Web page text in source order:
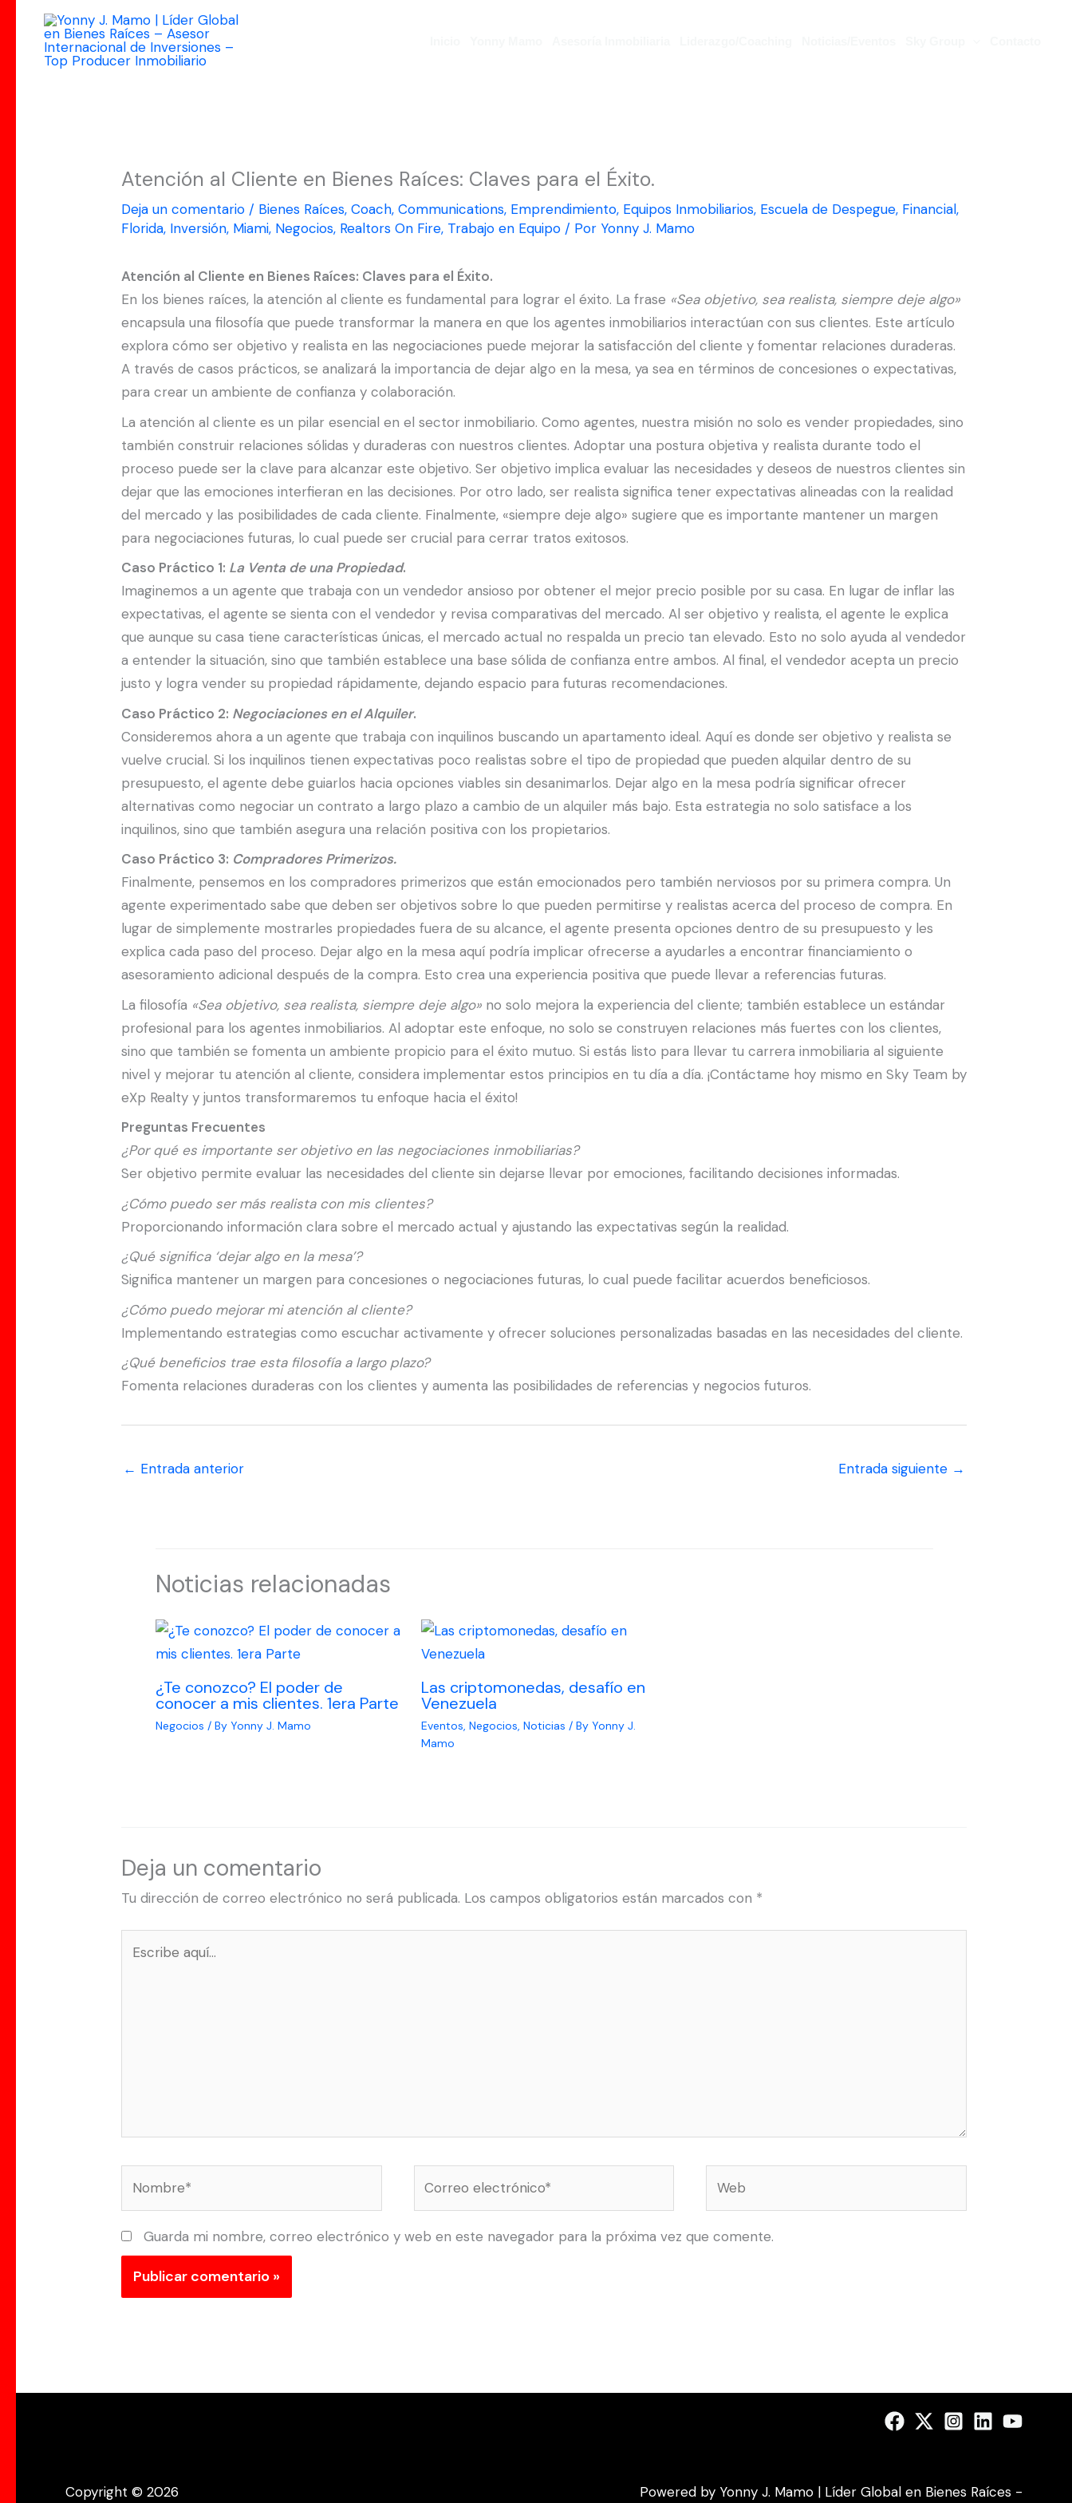
contenido
Atención al Cliente en Bienes Raíces: Claves para el Éxito.
Deja un comentario / Bienes Raíces, Coach, Communications, Emprendimiento, Equipos Inmobiliarios, Escuela de Despegue, Financial,
Florida, Inversión, Miami, Negocios, Realtors On Fire, Trabajo en Equipo / Por Yonny J. Mamo
Atención al Cliente en Bienes Raíces: Claves para el Éxito.
En los bienes raíces, la atención al cliente es fundamental para lograr el éxito. La frase «Sea objetivo, sea realista, siempre deje algo»
encapsula una filosofía que puede transformar la manera en que los agentes inmobiliarios interactúan con sus clientes. Este artículo
explora cómo ser objetivo y realista en las negociaciones puede mejorar la satisfacción del cliente y fomentar relaciones duraderas.
A través de casos prácticos, se analizará la importancia de dejar algo en la mesa, ya sea en términos de concesiones o expectativas,
para crear un ambiente de confianza y colaboración.
La atención al cliente es un pilar esencial en el sector inmobiliario. Como agentes, nuestra misión no solo es vender propiedades, sino
también construir relaciones sólidas y duraderas con nuestros clientes. Adoptar una postura objetiva y realista durante todo el
proceso puede ser la clave para alcanzar este objetivo. Ser objetivo implica evaluar las necesidades y deseos de nuestros clientes sin
dejar que las emociones interfieran en las decisiones. Por otro lado, ser realista significa tener expectativas alineadas con la realidad
del mercado y las posibilidades de cada cliente. Finalmente, «siempre deje algo» sugiere que es importante mantener un margen
para negociaciones futuras, lo cual puede ser crucial para cerrar tratos exitosos.
Caso Práctico 1: La Venta de una Propiedad.
Imaginemos a un agente que trabaja con un vendedor ansioso por obtener el mejor precio posible por su casa. En lugar de inflar las
expectativas, el agente se sienta con el vendedor y revisa comparativas del mercado. Al ser objetivo y realista, el agente le explica
que aunque su casa tiene características únicas, el mercado actual no respalda un precio tan elevado. Esto no solo ayuda al vendedor
a entender la situación, sino que también establece una base sólida de confianza entre ambos. Al final, el vendedor acepta un precio
justo y logra vender su propiedad rápidamente, dejando espacio para futuras recomendaciones.
Caso Práctico 2: Negociaciones en el Alquiler.
Consideremos ahora a un agente que trabaja con inquilinos buscando un apartamento ideal. Aquí es donde ser objetivo y realista se
vuelve crucial. Si los inquilinos tienen expectativas poco realistas sobre el tipo de propiedad que pueden alquilar dentro de su
presupuesto, el agente debe guiarlos hacia opciones viables sin desanimarlos. Dejar algo en la mesa podría significar ofrecer
alternativas como negociar un contrato a largo plazo a cambio de un alquiler más bajo. Esta estrategia no solo satisface a los
inquilinos, sino que también asegura una relación positiva con los propietarios.
Caso Práctico 3: Compradores Primerizos.
Finalmente, pensemos en los compradores primerizos que están emocionados pero también nerviosos por su primera compra. Un
agente experimentado sabe que deben ser objetivos sobre lo que pueden permitirse y realistas acerca del proceso de compra. En
lugar de simplemente mostrarles propiedades fuera de su alcance, el agente presenta opciones dentro de su presupuesto y les
explica cada paso del proceso. Dejar algo en la mesa aquí podría implicar ofrecerse a ayudarles a encontrar financiamiento o
asesoramiento adicional después de la compra. Esto crea una experiencia positiva que puede llevar a referencias futuras.
La filosofía «Sea objetivo, sea realista, siempre deje algo» no solo mejora la experiencia del cliente; también establece un estándar
profesional para los agentes inmobiliarios. Al adoptar este enfoque, no solo se construyen relaciones más fuertes con los clientes,
sino que también se fomenta un ambiente propicio para el éxito mutuo. Si estás listo para llevar tu carrera inmobiliaria al siguiente
nivel y mejorar tu atención al cliente, considera implementar estos principios en tu día a día. ¡Contáctame hoy mismo en Sky Team by
eXp Realty y juntos transformaremos tu enfoque hacia el éxito!
Preguntas Frecuentes
¿Por qué es importante ser objetivo en las negociaciones inmobiliarias?
Ser objetivo permite evaluar las necesidades del cliente sin dejarse llevar por emociones, facilitando decisiones informadas.
¿Cómo puedo ser más realista con mis clientes?
Proporcionando información clara sobre el mercado actual y ajustando las expectativas según la realidad.
¿Qué significa ‘dejar algo en la mesa’?
Significa mantener un margen para concesiones o negociaciones futuras, lo cual puede facilitar acuerdos beneficiosos.
¿Cómo puedo mejorar mi atención al cliente?
Implementando estrategias como escuchar activamente y ofrecer soluciones personalizadas basadas en las necesidades del cliente.
¿Qué beneficios trae esta filosofía a largo plazo?
Fomenta relaciones duraderas con los clientes y aumenta las posibilidades de referencias y negocios futuros.
← Entrada anterior Entrada siguiente →
Noticias relacionadas
¿Te conozco? El poder de
conocer a mis clientes. 1era Parte
Negocios / By Yonny J. Mamo
Las criptomonedas, desafío en
Venezuela
Eventos, Negocios, Noticias / By Yonny J.
Mamo
Deja un comentario
Tu dirección de correo electrónico no será publicada. Los campos obligatorios están marcados con *
Guarda mi nombre, correo electrónico y web en este navegador para la próxima vez que comente.
Copyright © 2026 Powered by Yonny J. Mamo | Líder Global en Bienes Raíces -